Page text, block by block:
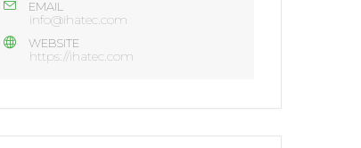
EMAIL
info@ihatec.com
WEBSITE
https://ihatec.com